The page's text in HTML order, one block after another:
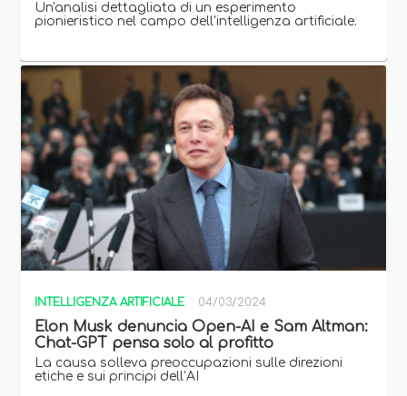
Un'analisi dettagliata di un esperimento
pionieristico nel campo dell'intelligenza artificiale.
INTELLIGENZA ARTIFICIALE 04/03/2024
Elon Musk denuncia Open-AI e Sam Altman:
Chat-GPT pensa solo al profitto
La causa solleva preoccupazioni sulle direzioni
etiche e sui principi dell’AI